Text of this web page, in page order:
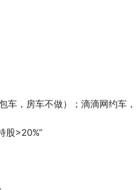
车，房车不做）；滴滴网约车
股>20%”